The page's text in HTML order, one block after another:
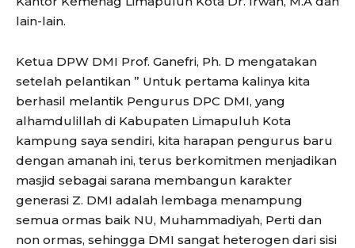
lain-lain.
Ketua DPW DMI Prof. Ganefri, Ph. D mengatakan
setelah pelantikan ” Untuk pertama kalinya kita
berhasil melantik Pengurus DPC DMI, yang
alhamdulillah di Kabupaten Limapuluh Kota
kampung saya sendiri, kita harapan pengurus baru
dengan amanah ini, terus berkomitmen menjadikan
masjid sebagai sarana membangun karakter
generasi Z. DMI adalah lembaga menampung
semua ormas baik NU, Muhammadiyah, Perti dan
non ormas, sehingga DMI sangat heterogen dari sisi